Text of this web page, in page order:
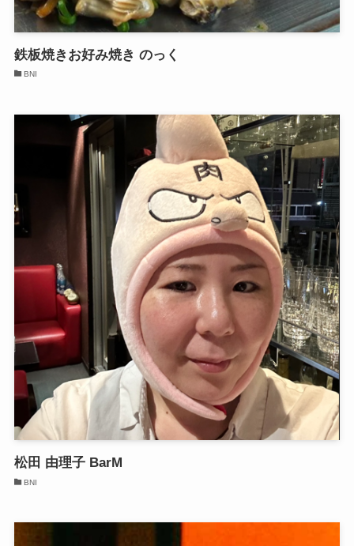
鉄板焼きお好み焼き のっく
BNI
松田 由理子 BarM
BNI